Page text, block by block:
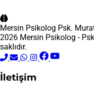
Mersin Psikolog Psk.
2026 Mersin Psikolog -
saklıdır.
İletişim